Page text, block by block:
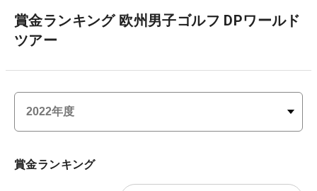
賞金ランキング 欧州男子ゴルフ DPワールド
ツアー
賞金ランキング